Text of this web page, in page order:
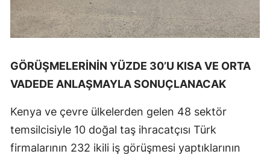
GÖRÜŞMELERİNİN YÜZDE 30’U KISA VE ORTA
VADEDE ANLAŞMAYLA SONUÇLANACAK
Kenya ve çevre ülkelerden gelen 48 sektör
temsilcisiyle 10 doğal taş ihracatçısı Türk
firmalarının 232 ikili iş görüşmesi yaptıklarının